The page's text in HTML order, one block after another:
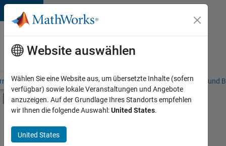
Weiter zum Inhalt
Karriere
bei
MathWorks
– Übersicht Stellensuche Niederlassungen Studierende und
Umschaltung für Off-Canvas-
Hauptinhalt
Education Sales
Business Model Team
+3
Website auswählen
Wählen Sie eine Website aus, um übersetzte Inhalte (sofern
verfügbar) sowie lokale Veranstaltungen und Angebote
anzuzeigen. Auf der Grundlage Ihres Standorts empfehlen
wir Ihnen die folgende Auswahl:United States.
United States